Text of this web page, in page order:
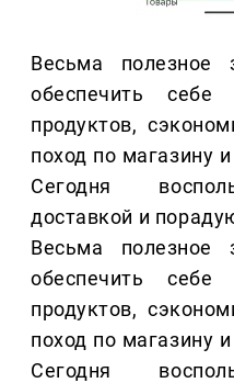
Весьма
обеспечить себе
продуктов,
поход по магазину
Сегодня
доставкой и
Весьма
обеспечить себе
продуктов,
поход по магазину
Сегодня